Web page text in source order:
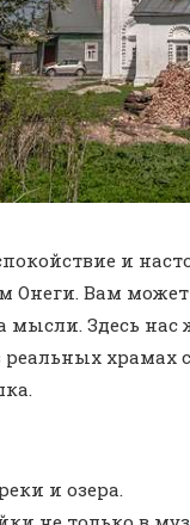
и
Онеги. Вам
мысли. Здесь
реальных храмах
и озера.